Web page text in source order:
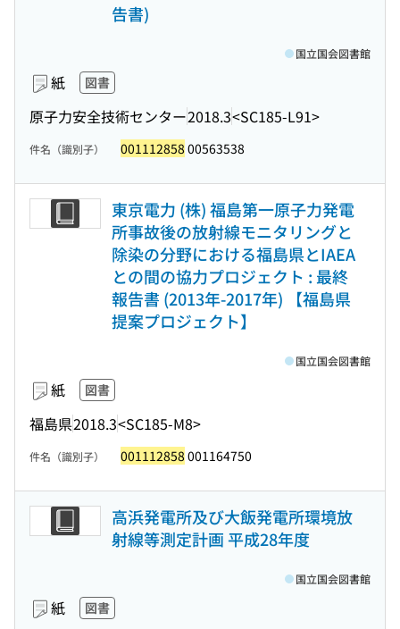
告書)
紙 図書
原子力安全技術センター2018.3<SC185-L91>
国立国会図書館
件名（識別子） 001112858 00563538
東京電力 (株) 福島第一原子力発電
所事故後の放射線モニタリングと
除染の分野における福島県とIAEA
との間の協力プロジェクト : 最終
報告書 (2013年-2017年) 【福島県
提案プロジェクト】
紙 図書
福島県2018.3<SC185-M8>
国立国会図書館
件名（識別子） 001112858 001164750
高浜発電所及び大飯発電所環境放
射線等測定計画 平成28年度
紙 図書
国立国会図書館